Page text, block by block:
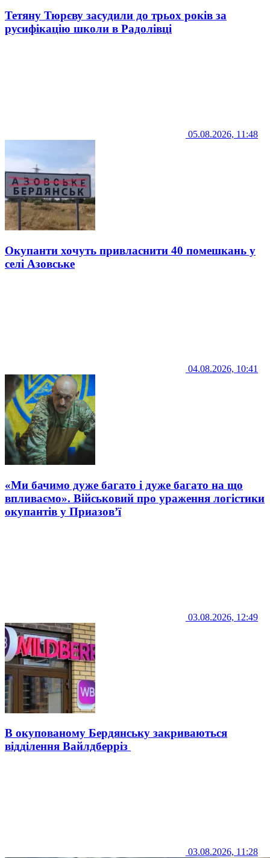
Тетяну Тюрєву засудили до трьох років за
русифікацію школи в Радолівці
05.08.2026, 11:48
Окупанти хочуть привласнити 40 помешкань у
селі Азовське
04.08.2026, 10:41
«Ми бачимо дуже багато і дуже багато на що
впливаємо». Військовий про ураження логістики
окупантів у Приазов’ї
03.08.2026, 12:49
В окупованому Бердянську закриваються
відділення Вайлдберріз
03.08.2026, 11:28